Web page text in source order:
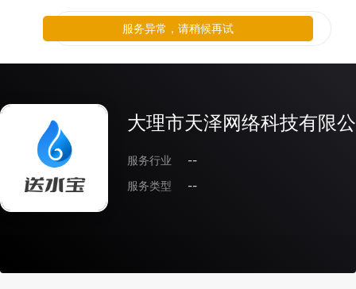
大理市天泽网络科技有限
服务行业
--
服务类型
--
服务异常，请稍候再试